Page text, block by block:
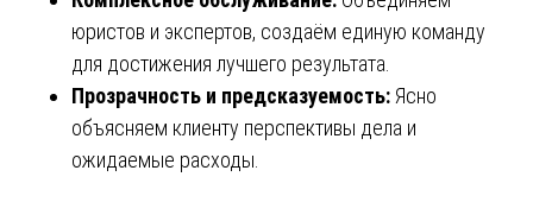
юристов и экспертов, создаём единую команду
для достижения лучшего результата.
Прозрачность и предсказуемость:Ясно
объясняем клиенту перспективы дела и
ожидаемые расходы.